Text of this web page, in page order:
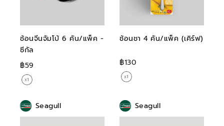
ช้อนจีนจัมโบ้ 6 คัน/แพ็ค -
ซีกัล
฿59
ช้อนชา 4 คัน/แพ็ค (เคิร์ฟ)
฿130
Seagull Seagull